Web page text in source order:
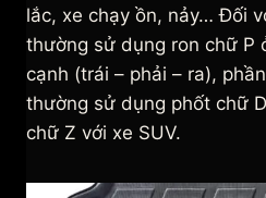
lắc, xe chạy ồn, nảy… Đối
thường sử dụng ron chữ P
cạnh (trái – phải – ra),
thường sử dụng phốt chữ
chữ Z với xe SUV.